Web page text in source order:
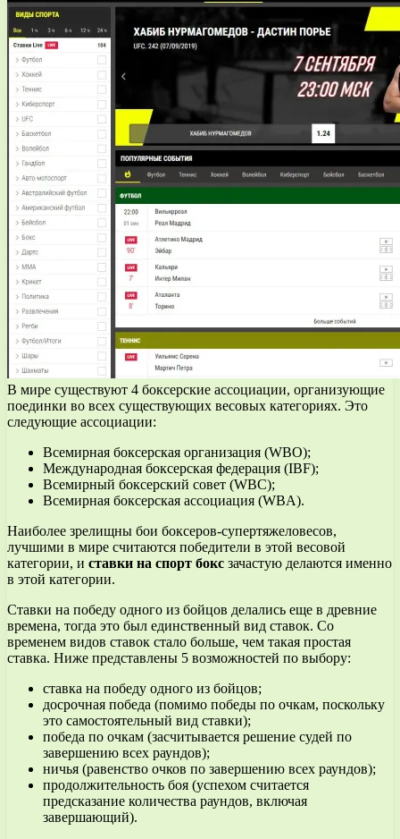
В мире существуют 4 боксерские ассоциации, организующие
поединки во всех существующих весовых категориях. Это
следующие ассоциации:
Всемирная боксерская организация (WBO);
Международная боксерская федерация (IBF);
Всемирный боксерский совет (WBC);
Всемирная боксерская ассоциация (WBA).
Наиболее зрелищны бои боксеров-супертяжеловесов,
лучшими в мире считаются победители в этой весовой
категории, и ставки на спорт бокс зачастую делаются именно
в этой категории.
Ставки на победу одного из бойцов делались еще в древние
времена, тогда это был единственный вид ставок. Со
временем видов ставок стало больше, чем такая простая
ставка. Ниже представлены 5 возможностей по выбору:
ставка на победу одного из бойцов;
досрочная победа (помимо победы по очкам, поскольку
это самостоятельный вид ставки);
победа по очкам (засчитывается решение судей по
завершению всех раундов);
ничья (равенство очков по завершению всех раундов);
продолжительность боя (успехом считается
предсказание количества раундов, включая
завершающий).